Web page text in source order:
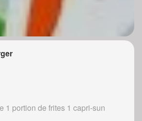
1 portion de frites 1 capri-sun